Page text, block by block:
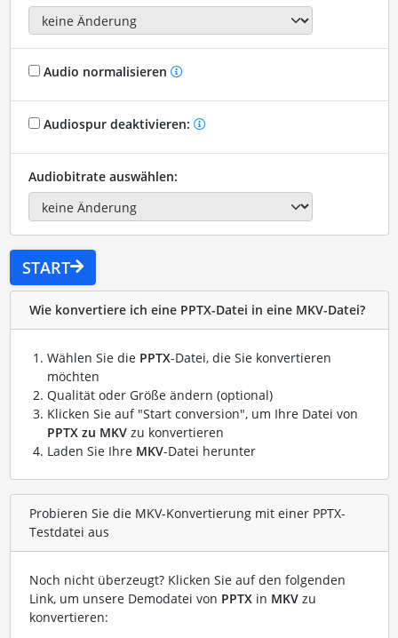
Audio normalisieren
Audiospur deaktivieren:
Audiobitrate auswählen:
START
Wie konvertiere ich eine PPTX-Datei in eine MKV-Datei?
Wählen Sie die PPTX-Datei, die Sie konvertieren
möchten
Qualität oder Größe ändern (optional)
Klicken Sie auf "Start conversion", um Ihre Datei von
PPTX zu MKVzu konvertieren
Laden Sie Ihre MKV-Datei herunter
Probieren Sie die MKV-Konvertierung mit einer PPTX-
Testdatei aus
Noch nicht überzeugt? Klicken Sie auf den folgenden
Link, um unsere Demodatei von PPTXin MKVzu
konvertieren: